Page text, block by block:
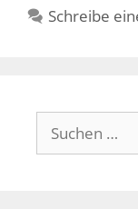
Schreibe
nach: